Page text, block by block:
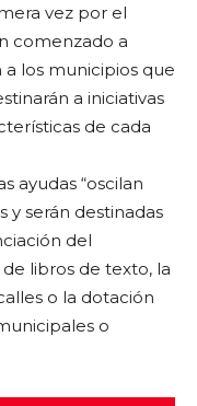
vez por el
comenzado a
los municipios que
a iniciativas
de cada
ayudas “oscilan
y serán destinadas
del
libros de texto, la
o la dotación
o